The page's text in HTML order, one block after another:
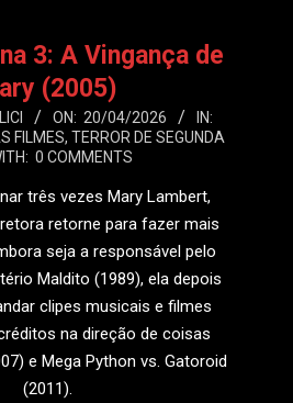
3: A Vingança de
(2005)
ON: 20/04/2026
IN:
FILMES, TERROR DE SEGUNDA
0 COMMENTS
três vezes Mary Lambert,
retorne para fazer mais
seja a responsável pelo
Maldito (1989), ela depois
clipes musicais e filmes
na direção de coisas
e Mega Python vs. Gatoroid
(2011).